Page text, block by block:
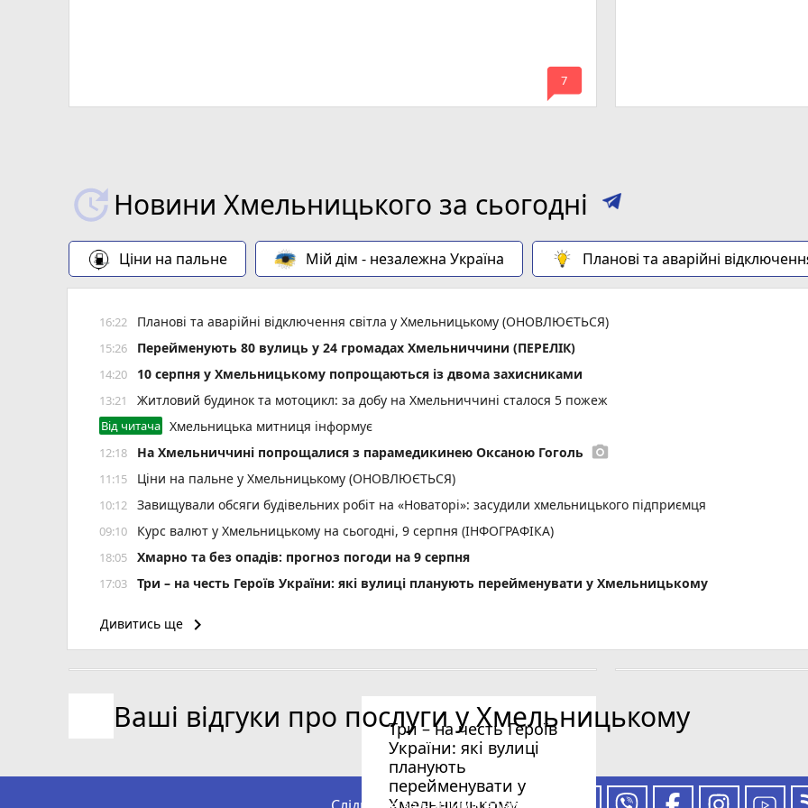
mode_comment
7
Новини Хмельницького за сьогодні
Ціни на пальне Мій дім - незалежна Україна Планові та аварійні
16:22 Планові та аварійні відключення світла у Хмельницькому (ОНОВЛЮЄТЬСЯ)
15:26 Перейменують 80 вулиць у 24 громадах Хмельниччини (ПЕРЕЛІК)
14:20 10 серпня у Хмельницькому попрощаються із двома захисниками
13:21 Житловий будинок та мотоцикл: за добу на Хмельниччині сталося 5 пожеж
Від читача Хмельницька митниця інформує
12:18 На Хмельниччині попрощалися з парамедикинею Оксаною Гоголь photo_camera
11:15 Ціни на пальне у Хмельницькому (ОНОВЛЮЄТЬСЯ)
10:12 Завищували обсяги будівельних робіт на «Новаторі»: засудили хмельницького підприємця
09:10 Курс валют у Хмельницькому на сьогодні, 9 серпня (ІНФОГРАФІКА)
18:05 Хмарно та без опадів: прогноз погоди на 9 серпня
17:03 Три – на честь Героїв України: які вулиці планують перейменувати у Хмельницькому
Дивитись ще keyboard_arrow_right
Три – на честь Героїв
України: які вулиці
планують
перейменувати у
Ваші відгуки про послуги у Хмельницькому